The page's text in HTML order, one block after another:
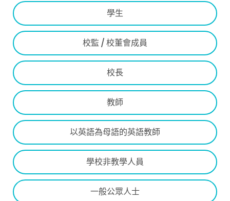
學生
校監 / 校董會成員
校長
教師
以英語為母語的英語教師
學校非教學人員
一般公眾人士